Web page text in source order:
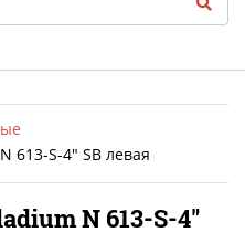
613-S-4" SB левая
N 613-S-4"